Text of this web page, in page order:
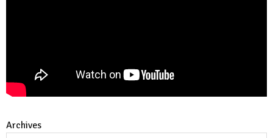
Archives